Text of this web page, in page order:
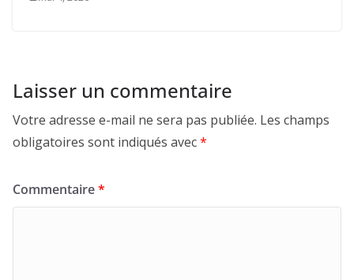
Laisser un commentaire
Votre adresse e-mail ne sera pas publiée. Les champs
obligatoires sont indiqués avec*
Commentaire*